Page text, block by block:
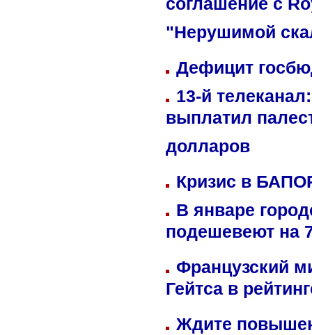
соглашение с
"Нерушимой
Дефицит
13-й
выплатил
долларов
Кризис в
В январе
подешевеют на
Французский
Гейтса в
Ждите